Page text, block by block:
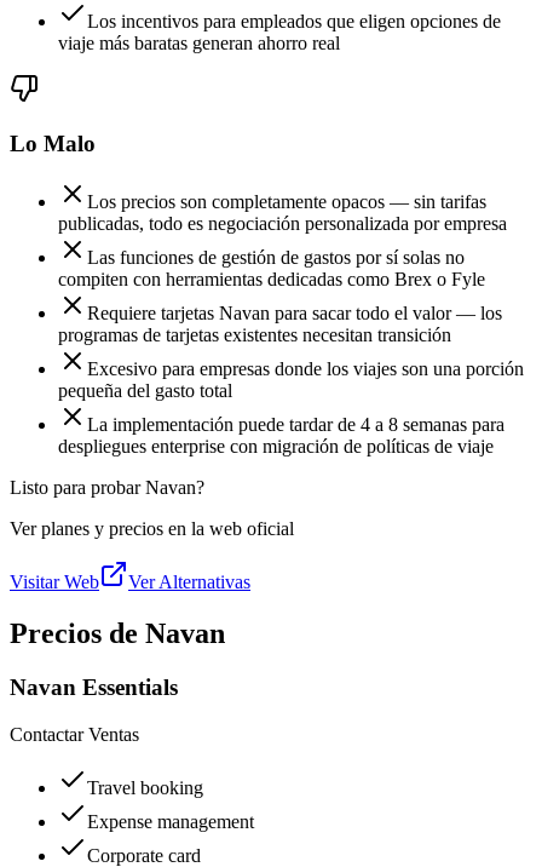
Los incentivos para empleados que eligen opciones de
viaje más baratas generan ahorro real
Lo Malo
Los precios son completamente opacos — sin tarifas
publicadas, todo es negociación personalizada por empresa
Las funciones de gestión de gastos por sí solas no
compiten con herramientas dedicadas como Brex o Fyle
Requiere tarjetas Navan para sacar todo el valor — los
programas de tarjetas existentes necesitan transición
Excesivo para empresas donde los viajes son una porción
pequeña del gasto total
La implementación puede tardar de 4 a 8 semanas para
despliegues enterprise con migración de políticas de viaje
Listo para probar Navan?
Ver planes y precios en la web oficial
Visitar Web Ver Alternativas
Precios de Navan
Navan Essentials
Contactar Ventas
Travel booking
Expense management
Corporate card